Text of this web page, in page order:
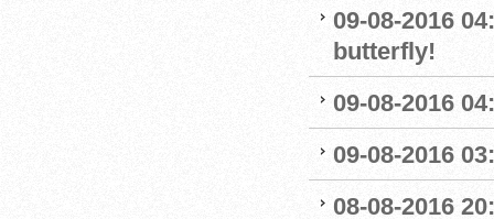
09-08-2016
butterfly!
09-08-2016
09-08-2016
08-08-2016